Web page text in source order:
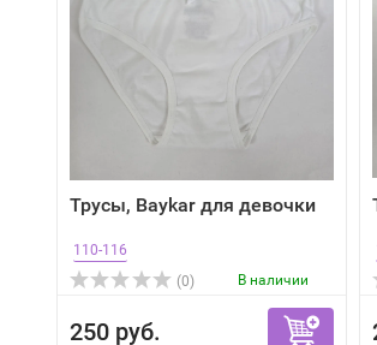
Трусы, Baykar для девочки
110-116
(0)
В наличии
250 руб.